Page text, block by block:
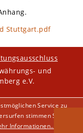
Stuttgart.pdf
und
e.V.
Service zu
stimmen Sie der
Informationen...